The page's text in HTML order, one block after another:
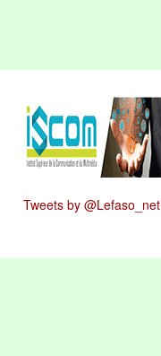
Tweets by @Lefaso_net